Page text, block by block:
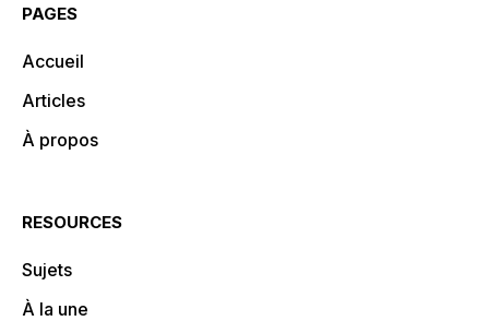
PAGES
Accueil
Articles
À propos
RESOURCES
Sujets
À la une